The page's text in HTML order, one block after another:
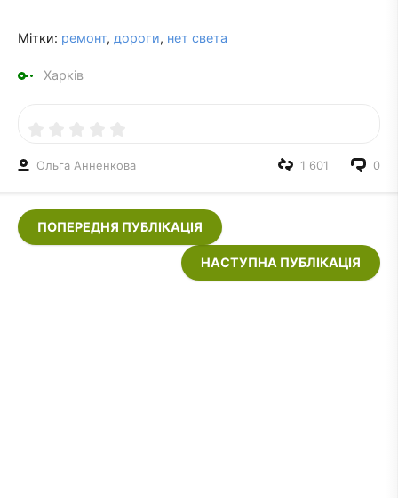
Мітки: ремонт, дороги, нет света
Харків
Ольга Анненкова 0
1 601
ПОПЕРЕДНЯ ПУБЛІКАЦІЯ
НАСТУПНА ПУБЛІКАЦІЯ